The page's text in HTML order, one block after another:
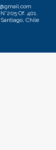
Of. 401.
Chile